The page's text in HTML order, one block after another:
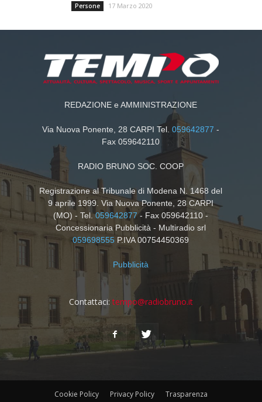
Persone 17 Marzo 2020
REDAZIONE e AMMINISTRAZIONE
Via Nuova Ponente, 28 CARPI Tel.059642877 -
Fax 059642110
RADIO BRUNO SOC. COOP
Registrazione al Tribunale di Modena N. 1468 del
9 aprile 1999. Via Nuova Ponente, 28 CARPI
(MO) - Tel.059642877- Fax 059642110 -
Concessionaria Pubblicità - Multiradio srl
059698555 P.IVA 00754450369
Pubblicità
Contattaci: tempo@radiobruno.it
Cookie Policy Privacy Policy Trasparenza